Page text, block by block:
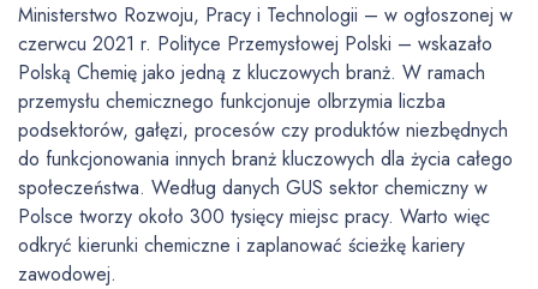
Ministerstwo Rozwoju, Pracy i Technologii – w ogłoszonej w
czerwcu 2021 r. Polityce Przemysłowej Polski – wskazało
Polską Chemię jako jedną z kluczowych branż. W ramach
przemysłu chemicznego funkcjonuje olbrzymia liczba
podsektorów, gałęzi, procesów czy produktów niezbędnych
do funkcjonowania innych branż kluczowych dla życia całego
społeczeństwa. Według danych GUS sektor chemiczny w
Polsce tworzy około 300 tysięcy miejsc pracy. Warto więc
odkryć kierunki chemiczne i zaplanować ścieżkę kariery
zawodowej.